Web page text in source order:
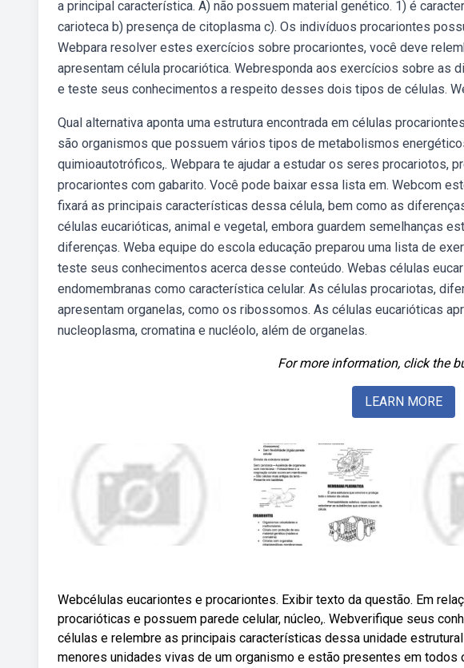
a principal característica. A) não possuem material genético. 1) é
carioteca b) presença de citoplasma c). Os indivíduos procariontes
Webpara resolver estes exercícios sobre procariontes, você deve
apresentam célula procariótica. Webresponda aos exercícios sobre as
e teste seus conhecimentos a respeito desses dois tipos de células.
Qual alternativa aponta uma estrutura encontrada em células
são organismos que possuem vários tipos de metabolismos
quimioautotróficos,. Webpara te ajudar a estudar os seres procariotos,
procariontes com gabarito. Você pode baixar essa lista em. Webcom
fixará as principais características dessa célula, bem como as
células eucarióticas, animal e vegetal, embora guardem semelhanças
diferenças. Weba equipe do escola educação preparou uma lista de
teste seus conhecimentos acerca desse conteúdo. Webas células
endomembranas como característica celular. As células procariotas,
apresentam organelas, como os ribossomos. As células eucarióticas
nucleoplasma, cromatina e nucléolo, além de organelas.
For more information, click the
LEARN MORE
Webcélulas eucariontes e procariontes. Exibir texto da questão. Em
procarióticas e possuem parede celular, núcleo,. Webverifique seus
células e relembre as principais características dessa unidade
menores unidades vivas de um organismo e estão presentes em todos